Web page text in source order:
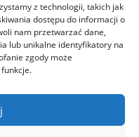
z technologii, takich jak
dostępu do informacji o
nam przetwarzać dane,
lub unikalne identyfikatory na
zgody może